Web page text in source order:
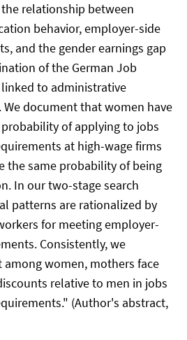
relationship between
behavior, employer-side
and the gender earnings gap
of the German Job
linked to administrative
document that women have
of applying to jobs
at high-wage firms
the same probability of being
In our two-stage search
patterns are rationalized by
for meeting employer-
Consistently, we
women, mothers face
relative to men in jobs
(Author's abstract,